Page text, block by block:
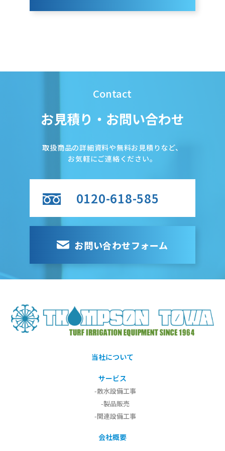
Contact
お見積り・お問い合わせ
取扱商品の詳細資料や無料お見積りなど、
お気軽にご連絡ください。
0120-618-585
お問い合わせフォーム
当社について
サービス
-散水設備工事
-製品販売
-関連設備工事
会社概要